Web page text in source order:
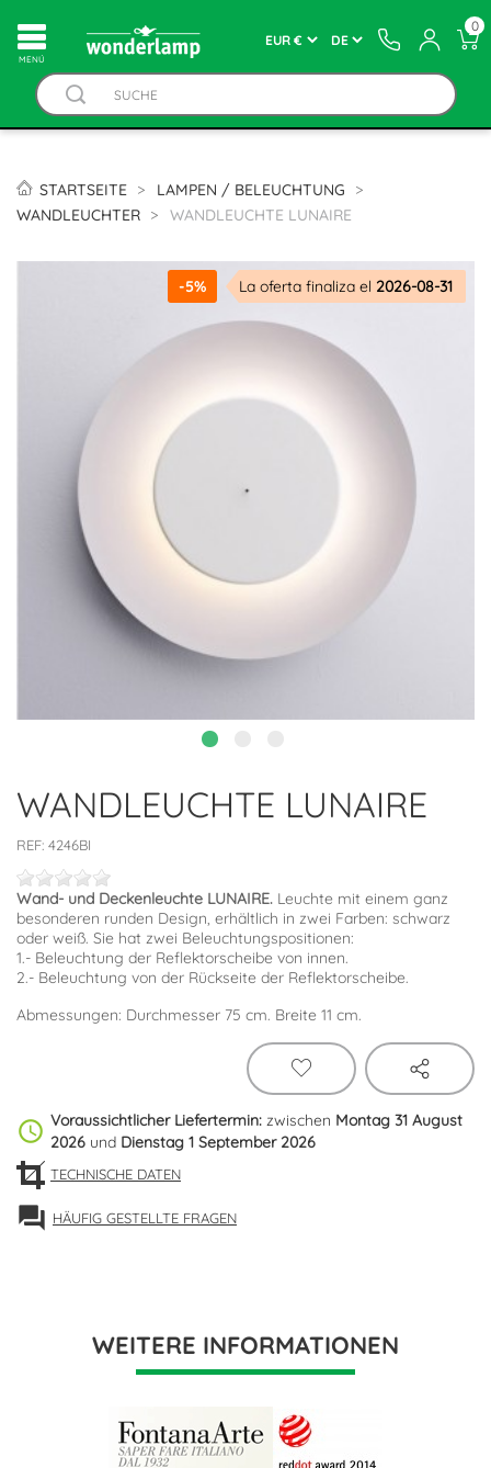
MENÚ
0
STARTSEITE
LAMPEN / BELEUCHTUNG
WANDLEUCHTER
WANDLEUCHTE LUNAIRE
-5% La oferta finaliza el 2026-08-31
WANDLEUCHTE LUNAIRE
REF: 4246BI
Wand- und Deckenleuchte LUNAIRE. Leuchte mit einem ganz
besonderen runden Design, erhältlich in zwei Farben: schwarz
oder weiß. Sie hat zwei Beleuchtungspositionen:
1.- Beleuchtung der Reflektorscheibe von innen.
2.- Beleuchtung von der Rückseite der Reflektorscheibe.
Abmessungen: Durchmesser 75 cm. Breite 11 cm.
schedule Voraussichtlicher Liefertermin: zwischen Montag 31 August
2026 und Dienstag 1 September 2026
TECHNISCHE DATEN
forum HÄUFIG GESTELLTE FRAGEN
WEITERE INFORMATIONEN